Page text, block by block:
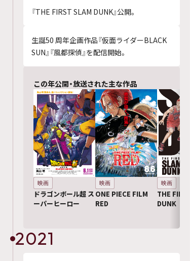
『THE FIRST SLAM DUNK』公開。
生誕50 周年企画作品『仮面ライダーBLACK
SUN』『風都探偵』を配信開始。
この年公開・放送された主な作品
映画
ドラゴンボール超 ス
ーパーヒーロー
映画
ONE PIECE FILM
RED
映画
THE
DUNK
2021